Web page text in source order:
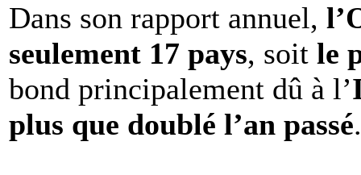
Dans son rapport annuel,
seulement 17 pays, soit le
bond principalement dû à l’
plus que doublé l’an passé.